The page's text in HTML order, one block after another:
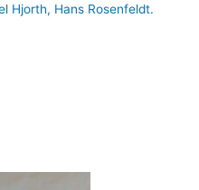
Hjorth, Hans Rosenfeldt.